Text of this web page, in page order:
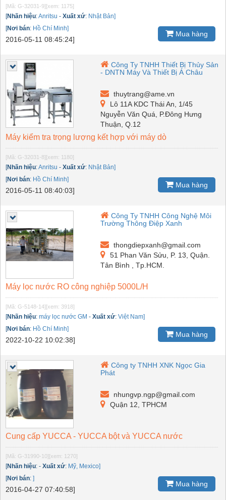
[Mã: G-32031-9] [xem: 1175]
[Nhãn hiệu:Anritsu - Xuất xứ: Nhật Bản]
[Nơi bán: Hồ Chí Minh]
2016-05-11 08:45:24]
Mua hàng
Công Ty TNHH Thiết Bị Thủy Sản
- DNTN Máy Và Thiết Bị Á Châu
thuytrang@ame.vn
Lô 11A KDC Thái An, 1/45
Nguyễn Văn Quá, P.Đông Hưng
Thuận, Q.12
Máy kiểm tra trọng lượng kết hợp với máy dò
[Mã: G-32031-8] [xem: 1180]
[Nhãn hiệu:Anritsu - Xuất xứ: Nhật Bản]
[Nơi bán: Hồ Chí Minh]
2016-05-11 08:40:03]
Mua hàng
Công Ty TNHH Công Nghệ Môi
Trường Thông Điệp Xanh
thongdiepxanh@gmail.com
51 Phan Văn Sửu, P. 13, Quận.
Tân Bình , Tp.HCM.
Máy lọc nước RO công nghiệp 5000L/H
[Mã: G-5148-14] [xem: 3918]
[Nhãn hiệu: máy lọc nước GM - Xuất xứ: Việt Nam]
[Nơi bán: Hồ Chí Minh]
2022-10-22 10:02:38]
Mua hàng
Công ty TNHH XNK Ngọc Gia
Phát
nhungvp.ngp@gmail.com
Quận 12, TPHCM
Cung cấp YUCCA - YUCCA bột và YUCCA nước
[Mã: G-31990-10] [xem: 1270]
[Nhãn hiệu: - Xuất xứ: Mỹ, Mexico]
[Nơi bán: ]
2016-04-27 07:40:58]
Mua hàng